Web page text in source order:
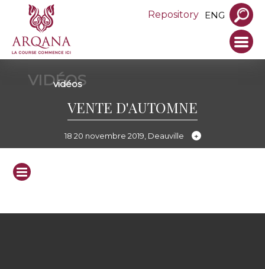
Repository ENG
VIDÉOS
vidéos
VENTE D'AUTOMNE
18 20 novembre 2019, Deauville